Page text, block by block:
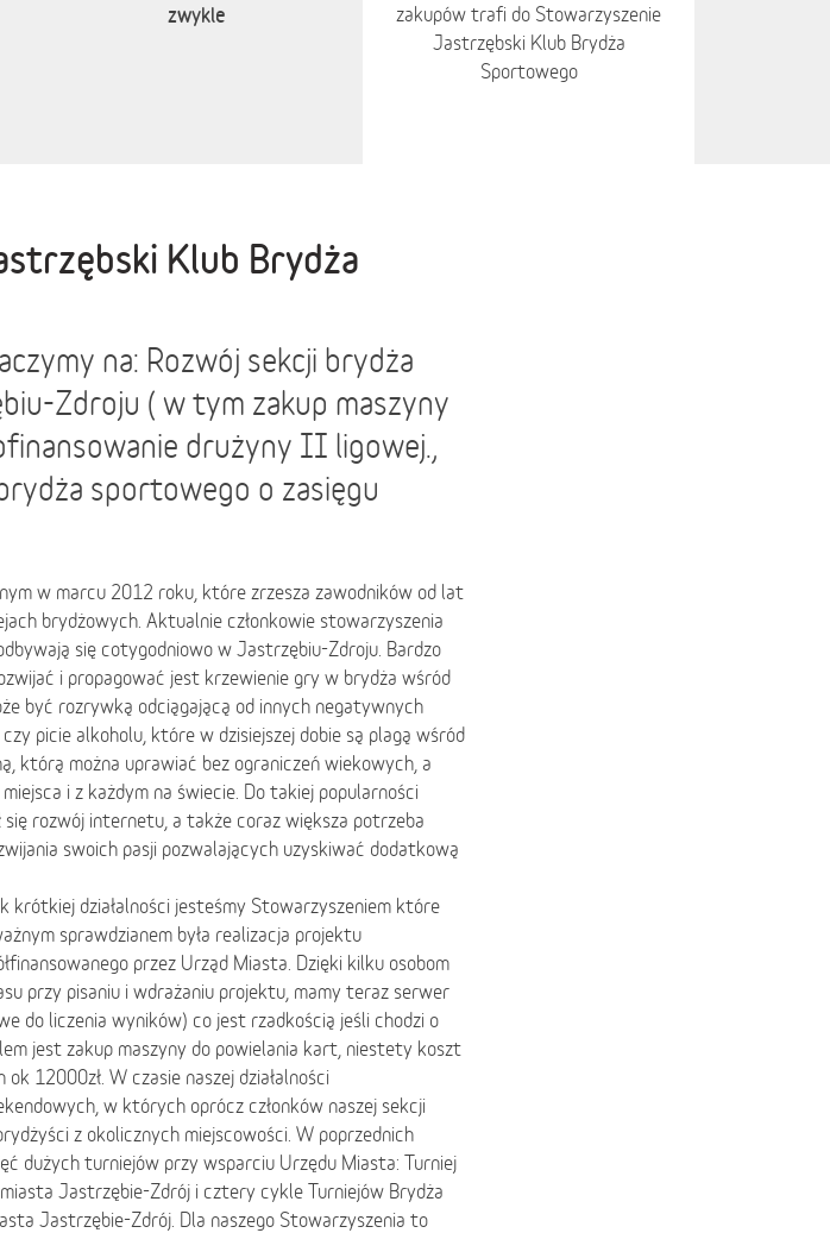
zwykle
zakupów trafi do Stowarzyszenie
Jastrzębski Klub Brydża
Sportowego
Klub Brydża
na: Rozwój sekcji brydża
Zdroju ( w tym zakup maszyny
drużyny II ligowej.,
sportowego o zasięgu
w marcu 2012 roku, które zrzesza zawodników od lat
brydżowych. Aktualnie członkowie stowarzyszenia
się cotygodniowo w Jastrzębiu-Zdroju. Bardzo
i propagować jest krzewienie gry w brydża wśród
być rozrywką odciągającą od innych negatywnych
picie alkoholu, które w dzisiejszej dobie są plagą wśród
którą można uprawiać bez ograniczeń wiekowych, a
i z każdym na świecie. Do takiej popularności
rozwój internetu, a także coraz większa potrzeba
swoich pasji pozwalających uzyskiwać dodatkową
krótkiej działalności jesteśmy Stowarzyszeniem które
sprawdzianem była realizacja projektu
przez Urząd Miasta. Dzięki kilku osobom
przy pisaniu i wdrażaniu projektu, mamy teraz serwer
do liczenia wyników) co jest rzadkością jeśli chodzi o
jest zakup maszyny do powielania kart, niestety koszt
12000zł. W czasie naszej działalności
w których oprócz członków naszej sekcji
z okolicznych miejscowości. W poprzednich
dużych turniejów przy wsparciu Urzędu Miasta: Turniej
Jastrzębie-Zdrój i cztery cykle Turniejów Brydża
Jastrzębie-Zdrój. Dla naszego Stowarzyszenia to